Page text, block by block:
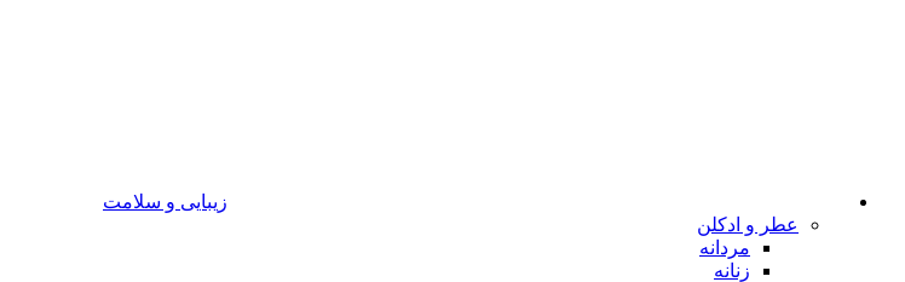
زیبایی و سلامت
عطر و ادکلن
مردانه
زنانه